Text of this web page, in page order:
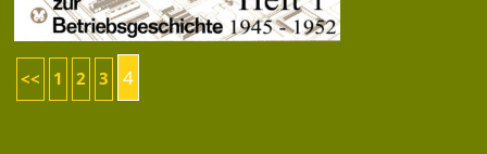
<< 1 2 3 4